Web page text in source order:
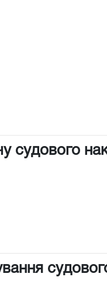
судового